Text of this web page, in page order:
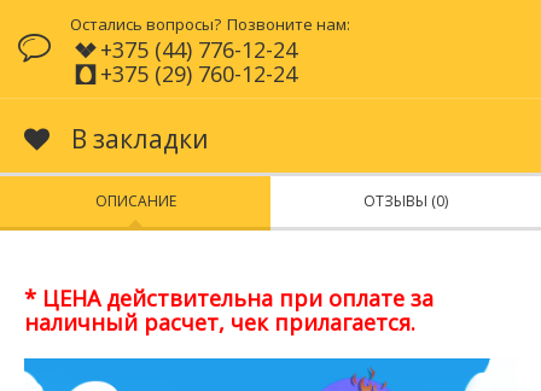
Остались вопросы? Позвоните нам:
+375 (44) 776-12-24
+375 (29) 760-12-24
В закладки
ОПИСАНИЕ ОТЗЫВЫ (0)
* ЦЕНА действительна при оплате за
наличный расчет, чек прилагается.